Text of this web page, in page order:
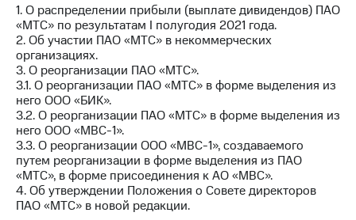
и акционерам
Корпоративное
управление
Корпоративный
секретарь
Раскрытие
информации
Информация
акционерам
Документы
ПАО
"МТС"
Собрания
1. О распределении прибыли (выплате дивидендов) ПАО
«МТС» по результатам I полугодия 2021 года.
2. Об участии ПАО «МТС» в некоммерческих
организациях.
3. О реорганизации ПАО «МТС».
3.1. О реорганизации ПАО «МТС» в форме выделения из
него ООО «БИК».
3.2. О реорганизации ПАО «МТС» в форме выделения из
него ООО «МВС-1».
3.3. О реорганизации ООО «МВС-1», создаваемого
путем реорганизации в форме выделения из ПАО
«МТС», в форме присоединения к АО «МВС».
4. Об утверждении Положения о Совете директоров
ПАО «МТС» в новой редакции.